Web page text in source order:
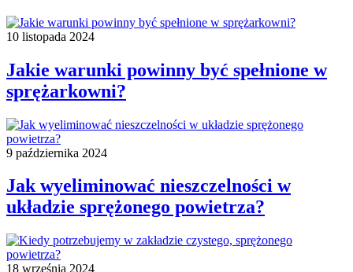
10 listopada 2024
Jakie warunki powinny być spełnione w
sprężarkowni?
9 października 2024
Jak wyeliminować nieszczelności w
układzie sprężonego powietrza?
18 września 2024